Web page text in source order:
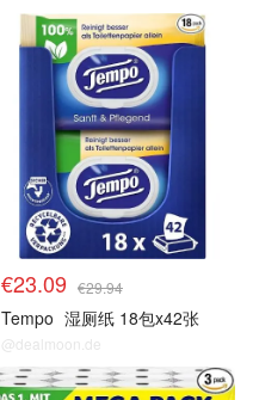
€23.09 €29.94
Tempo 湿厕纸 18包x42张
@dealmoon.de